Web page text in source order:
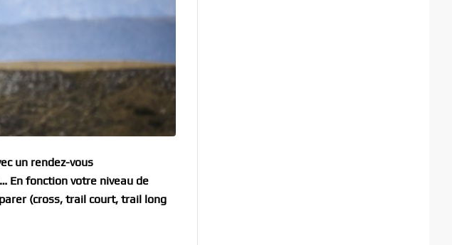
un rendez-vous
En fonction votre niveau de
(cross, trail court, trail long